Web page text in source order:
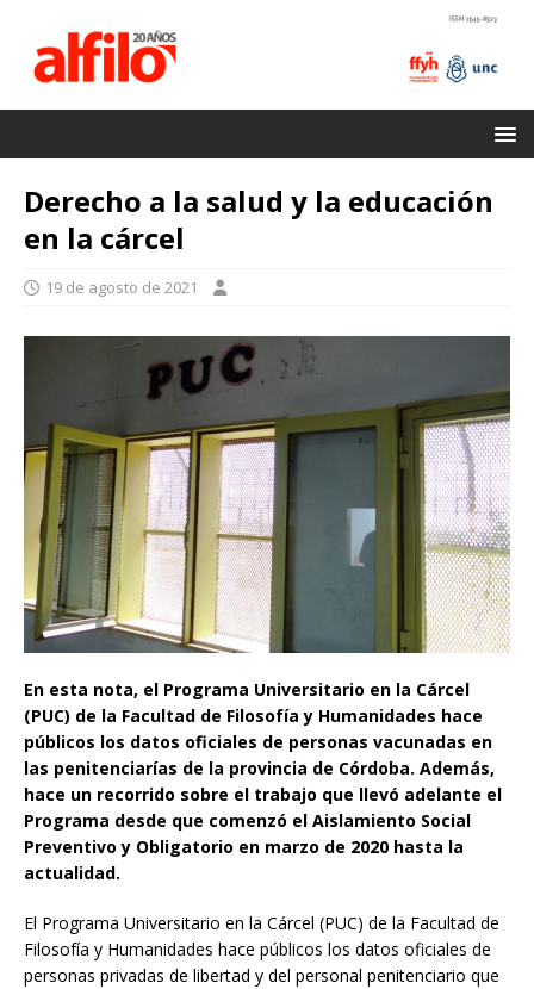
Derecho a la salud y la educación
en la cárcel
19 de agosto de 2021
En esta nota, el Programa Universitario en la Cárcel
(PUC) de la Facultad de Filosofía y Humanidades hace
públicos los datos oficiales de personas vacunadas en
las penitenciarías de la provincia de Córdoba. Además,
hace un recorrido sobre el trabajo que llevó adelante el
Programa desde que comenzó el Aislamiento Social
Preventivo y Obligatorio en marzo de 2020 hasta la
actualidad.
El Programa Universitario en la Cárcel (PUC) de la Facultad de
Filosofía y Humanidades hace públicos los datos oficiales de
personas privadas de libertad y del personal penitenciario que